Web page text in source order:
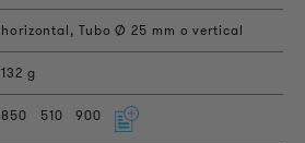
horizontal, Tubo Ø 25 mm o vertical
132 g
850 510 900